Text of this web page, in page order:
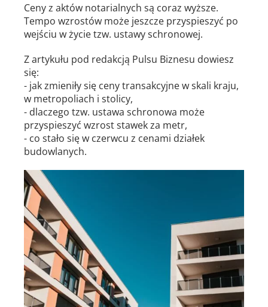
Ceny z aktów notarialnych są coraz wyższe.
Tempo wzrostów może jeszcze przyspieszyć po
wejściu w życie tzw. ustawy schronowej.
Z artykułu pod redakcją Pulsu Biznesu dowiesz
się:
- jak zmieniły się ceny transakcyjne w skali kraju,
w metropoliach i stolicy,
- dlaczego tzw. ustawa schronowa może
przyspieszyć wzrost stawek za metr,
- co stało się w czerwcu z cenami działek
budowlanych.